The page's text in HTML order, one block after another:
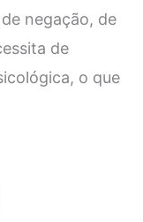
negação, de
de
o que